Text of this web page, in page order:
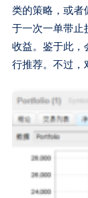
类的策略，或者
于一次一单带止
收益。鉴于此，
行推荐。不过，